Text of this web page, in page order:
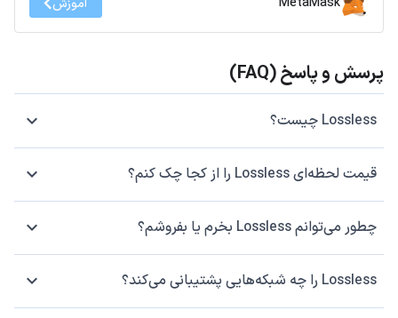
پرسش و پاسخ (FAQ)
Lossless چیست؟
قیمت لحظه‌ای Lossless را از کجا چک کنم؟
چطور می‌توانم Lossless بخرم یا بفروشم؟
Lossless را چه شبکه‌هایی پشتیبانی می‌کند؟